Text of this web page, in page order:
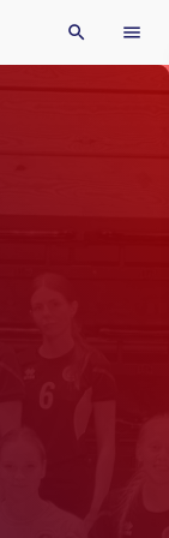
search menu